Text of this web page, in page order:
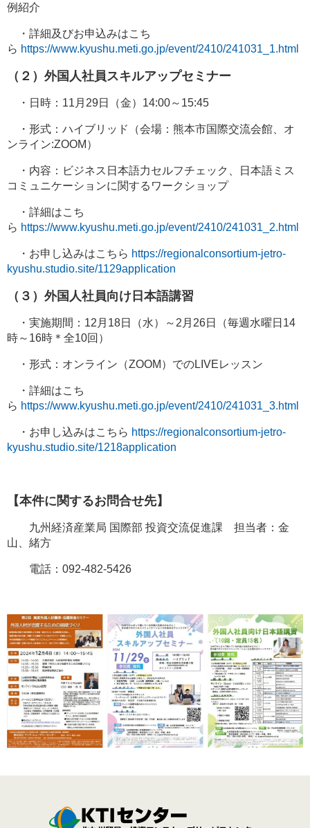
例紹介
・詳細及びお申込みはこち
ら https://www.kyushu.meti.go.jp/event/2410/241031_1.html
（２）外国人社員スキルアップセミナー
・日時：11月29日（金）14:00～15:45
・形式：ハイブリッド（会場：熊本市国際交流会館、オ
ンライン:ZOOM）
・内容：ビジネス日本語力セルフチェック、日本語ミス
コミュニケーションに関するワークショップ
・詳細はこち
ら https://www.kyushu.meti.go.jp/event/2410/241031_2.html
・お申し込みはこちら https://regionalconsortium-jetro-
kyushu.studio.site/1129application
（３）外国人社員向け日本語講習
・実施期間：12月18日（水）～2月26日（毎週水曜日14
時～16時＊全10回）
・形式：オンライン（ZOOM）でのLIVEレッスン
・詳細はこち
ら https://www.kyushu.meti.go.jp/event/2410/241031_3.html
・お申し込みはこちら https://regionalconsortium-jetro-
kyushu.studio.site/1218application
【本件に関するお問合せ先】
九州経済産業局 国際部 投資交流促進課 担当者：金
山、緒方
電話：092-482-5426